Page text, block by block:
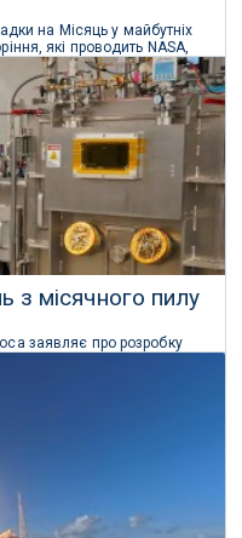
на Місяць у майбутніх
які проводить NASA,
забезпечення безпеки
р.
з місячного пилу
заявляє про розробку